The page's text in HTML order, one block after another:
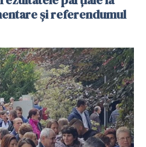
şi referendumul